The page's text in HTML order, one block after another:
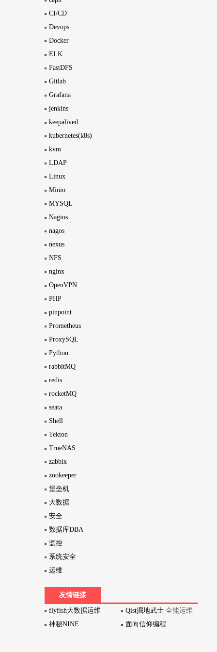
CI/CD
Devops
Docker
ELK
FastDFS
Gitlab
Grafana
jenkins
keepalived
kubernetes(k8s)
kvm
LDAP
Linux
Minio
MYSQL
Nagios
nagos
nexus
NFS
nginx
OpenVPN
PHP
pinpoint
Prometheus
ProxySQL
Python
rabbitMQ
redis
rocketMQ
seata
Shell
Tekton
TrueNAS
zabbix
zookeeper
堡垒机
大数据
安全
数据库DBA
监控
系统安全
运维
友情链接
flyfish大数据运维 Qist掘地武士 全能运维
神秘NINE
面向信仰编程